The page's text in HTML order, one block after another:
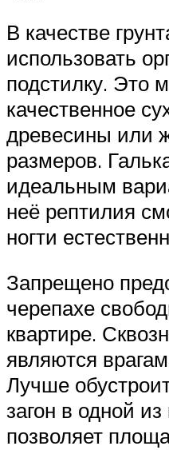
В качестве
использовать
подстилку. Это
качественное
древесины или
размеров.
идеальным
неё рептилия
ногти
Запрещено
черепахе
квартире.
являются
Лучше
загон в одной
позволяет